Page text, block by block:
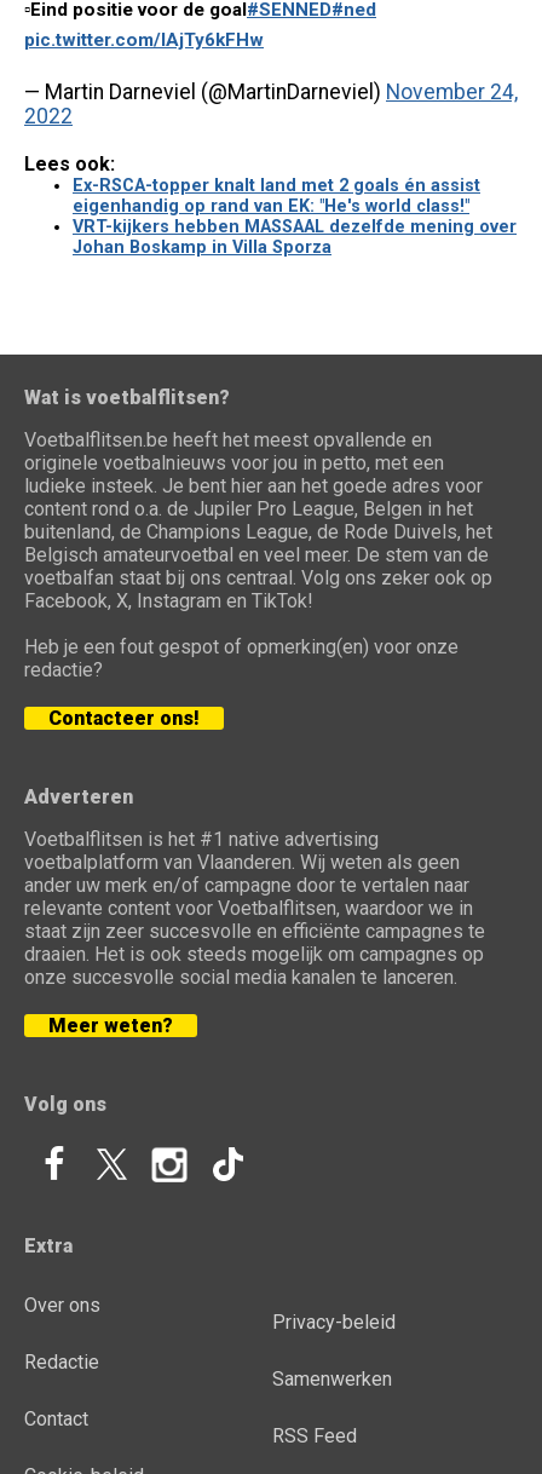
▫️Eind positie voor de goal#SENNED#ned
pic.twitter.com/lAjTy6kFHw
— Martin Darneviel (@MartinDarneviel) November 24,
2022
Lees ook:
Ex-RSCA-topper knalt land met 2 goals én assist
eigenhandig op rand van EK: "He's world class!"
VRT-kijkers hebben MASSAAL dezelfde mening over
Johan Boskamp in Villa Sporza
Wat is voetbalflitsen?
Voetbalflitsen.be heeft het meest opvallende en
originele voetbalnieuws voor jou in petto, met een
ludieke insteek. Je bent hier aan het goede adres voor
content rond o.a. de Jupiler Pro League, Belgen in het
buitenland, de Champions League, de Rode Duivels, het
Belgisch amateurvoetbal en veel meer. De stem van de
voetbalfan staat bij ons centraal. Volg ons zeker ook op
Facebook, X, Instagram en TikTok!
Heb je een fout gespot of opmerking(en) voor onze
redactie?
Contacteer ons!
Adverteren
Voetbalflitsen is het #1 native advertising
voetbalplatform van Vlaanderen. Wij weten als geen
ander uw merk en/of campagne door te vertalen naar
relevante content voor Voetbalflitsen, waardoor we in
staat zijn zeer succesvolle en efficiënte campagnes te
draaien. Het is ook steeds mogelijk om campagnes op
onze succesvolle social media kanalen te lanceren.
Meer weten?
Volg ons
Extra
Over ons
Redactie
Contact
Privacy-beleid
Samenwerken
RSS Feed